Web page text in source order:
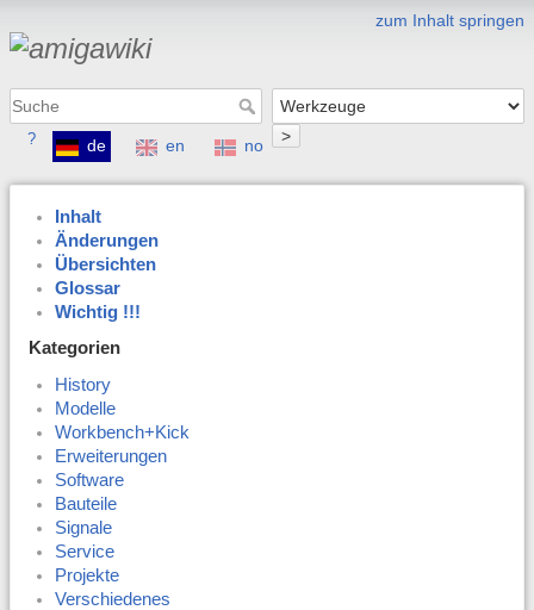
zum Inhalt springen
>
? de en no
Inhalt
Änderungen
Übersichten
Glossar
Wichtig !!!
Kategorien
History
Modelle
Workbench+Kick
Erweiterungen
Software
Bauteile
Signale
Service
Projekte
Verschiedenes